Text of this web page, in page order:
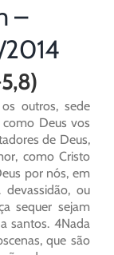
–
outros, sede
Deus vos
de Deus,
como Cristo
por nós, em
ou
sequer sejam
santos. 4Nada
que são